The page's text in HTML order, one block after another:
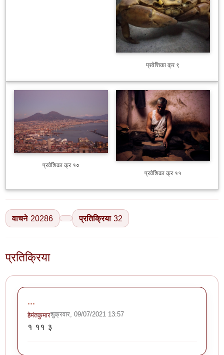
प्रवेशिका क्र ९
प्रवेशिका क्र १०
प्रवेशिका क्र ११
वाचने 20286 प्रतिक्रिया 32
प्रतिक्रिया
...
हेमंतकुमारशुक्रवार, 09/07/2021 13:57
१ ११ ३